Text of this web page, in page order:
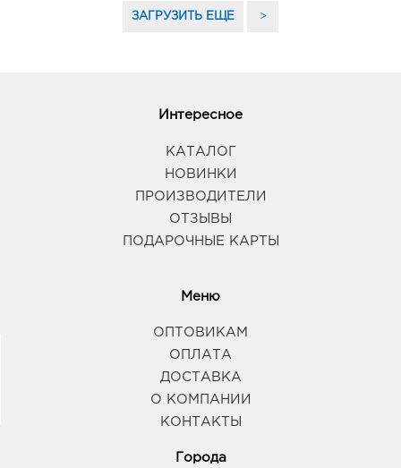
ЗАГРУЗИТЬ ЕЩЕ >
Интересное
КАТАЛОГ
НОВИНКИ
ПРОИЗВОДИТЕЛИ
ОТЗЫВЫ
ПОДАРОЧНЫЕ КАРТЫ
Меню
ОПТОВИКАМ
ОПЛАТА
ДОСТАВКА
О КОМПАНИИ
КОНТАКТЫ
Города